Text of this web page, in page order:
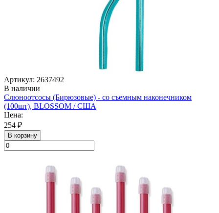
Артикул: 2637492
В наличии
Слюноотсосы (Бирюзовые) - со съемным наконечником
(100шт), BLOSSOM / США
Цена:
254 ₽
В корзину